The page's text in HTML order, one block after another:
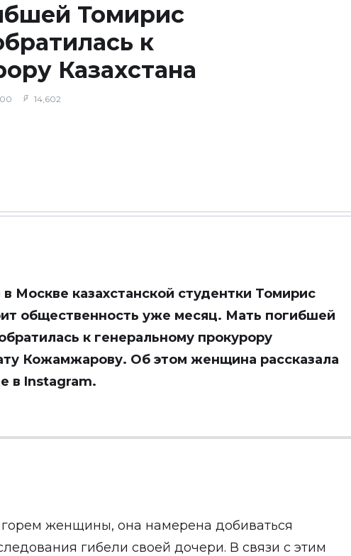
Томирис
к
Казахстана
14,602
Москве казахстанской студентки Томирис
общественность уже месяц. Мать погибшей
к генеральному прокурору
Кожамжарову. Об этом женщина рассказала
в Instagram.
женщины, она намерена добиваться
гибели своей дочери. В связи с этим